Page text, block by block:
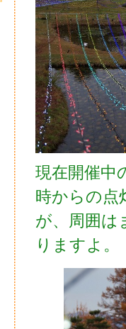
現在開催中
時からの点
が、周囲は
りますよ。